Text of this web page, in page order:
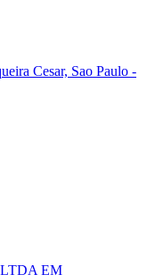
Cesar, Sao Paulo -
EM